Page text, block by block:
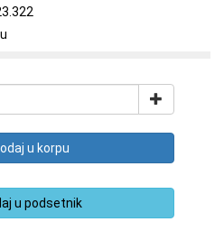
u korpu
u podsetnik